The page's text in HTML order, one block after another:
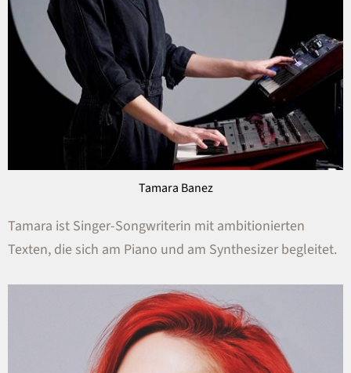
Tamara Banez
Tamara ist Singer-Songwriterin mit ambitionierten
Texten, die sich am Piano und am Synthesizer begleitet.